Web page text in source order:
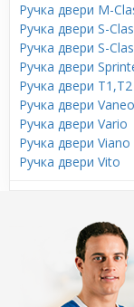
Ручка двери M-
Ручка двери S-
Ручка двери S-
Ручка двери
Ручка двери T1,T2
Ручка двери Vaneo
Ручка двери Vario
Ручка двери Viano
Ручка двери Vito